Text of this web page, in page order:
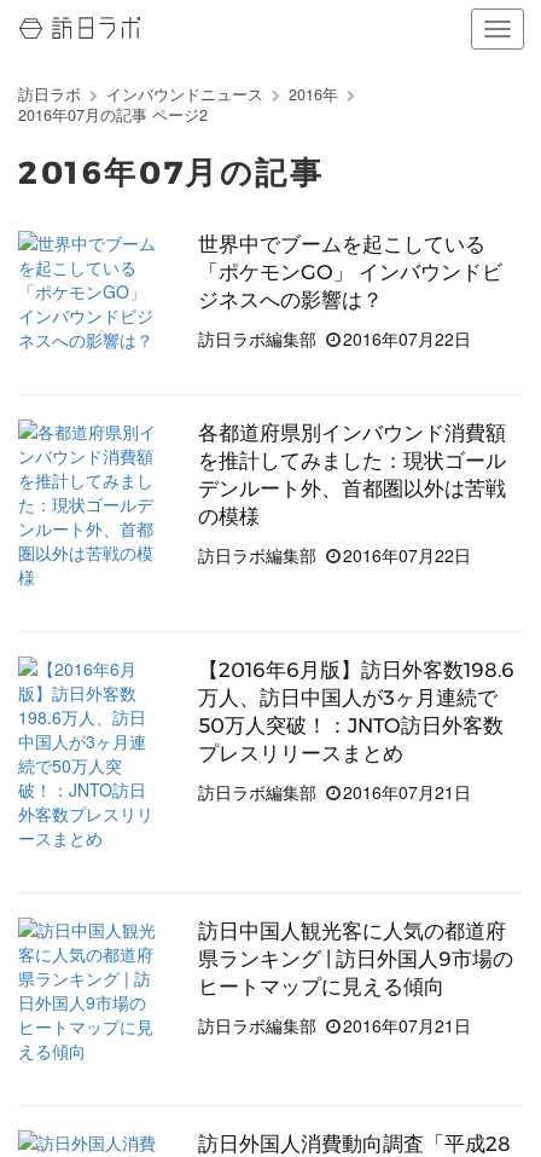
ナ
ビ
を
訪日ラボ インバウンドニュース
2016年
2016年07月の記事 ページ2
2016年07月の記事
世界中でブームを起こしている
「ポケモンGO」 インバウンドビ
ジネスへの影響は？
訪日ラボ編集部
2016年07月22日
各都道府県別インバウンド消費額
を推計してみました：現状ゴール
デンルート外、首都圏以外は苦戦
の模様
訪日ラボ編集部
2016年07月22日
【2016年6月版】訪日外客数198.6
万人、訪日中国人が3ヶ月連続で
50万人突破！：JNTO訪日外客数
プレスリリースまとめ
訪日ラボ編集部
2016年07月21日
訪日中国人観光客に人気の都道府
県ランキング | 訪日外国人9市場の
ヒートマップに見える傾向
訪日ラボ編集部
2016年07月21日
訪日外国人消費動向調査「平成28